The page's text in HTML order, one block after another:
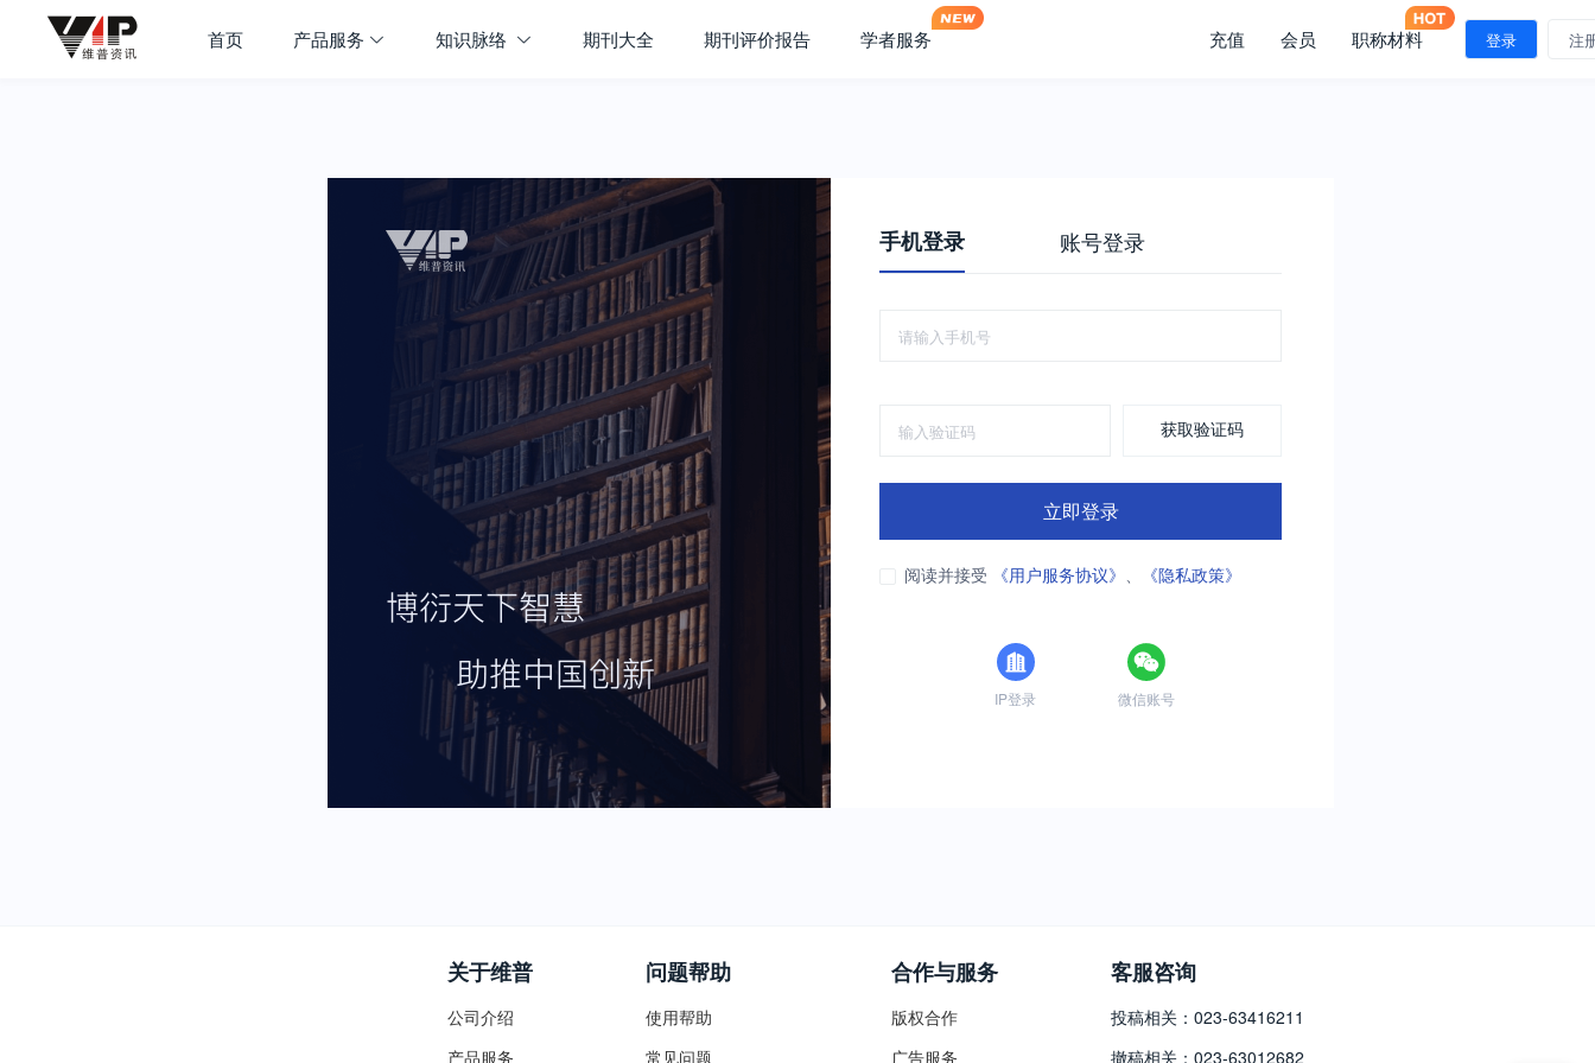
首页 产品服务 知识脉络 期刊大全 期刊评价报告 学者服务 充值 会员 职称材料 登录 注
手机登录 账号登录
获取验证码
立即登录
阅读并接受 《用户服务协议》 、 《隐私政策》
IP登录 微信账号
关于维普
公司介绍
产品服务
问题帮助
使用帮助
常见问题
合作与服务
版权合作
广告服务
客服咨询
投稿相关：023-63416211
撤稿相关：023-63012682